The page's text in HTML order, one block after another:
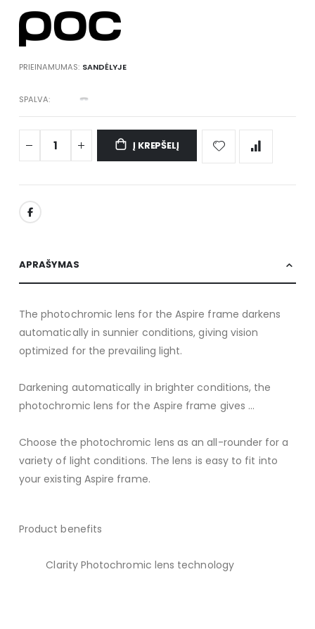
PRIEINAMUMAS: SANDĖLYJE
SPALVA
Į KREPŠELĮ
APRAŠYMAS
The photochromic lens for the Aspire frame darkens
automatically in sunnier conditions, giving vision
optimized for the prevailing light.
Darkening automatically in brighter conditions, the
photochromic lens for the Aspire frame gives ...
Choose the photochromic lens as an all-rounder for a
variety of light conditions. The lens is easy to fit into
your existing Aspire frame.
Product benefits
Clarity Photochromic lens technology